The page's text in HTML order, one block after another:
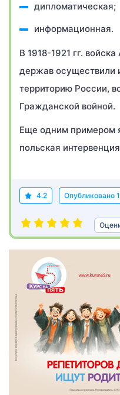
дипломатическая;
информационная.
В 1918-1921 гг.
держав осуществили
территорию России,
Гражданской войной.
Еще одним примером
польская
4.2 Опубликовано